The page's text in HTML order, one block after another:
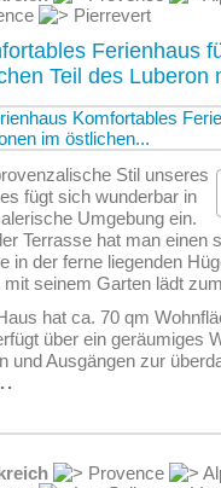
Pierrevert
Ferienhaus
Teil des Luberon
Stil unseres
fügt sich wunderbar in
Umgebung ein.
Terrasse hat man einen
in der ferne liegenden
mit seinem Garten lädt
hat ca. 70 qm
über ein geräumiges
und Ausgängen zur
Provence